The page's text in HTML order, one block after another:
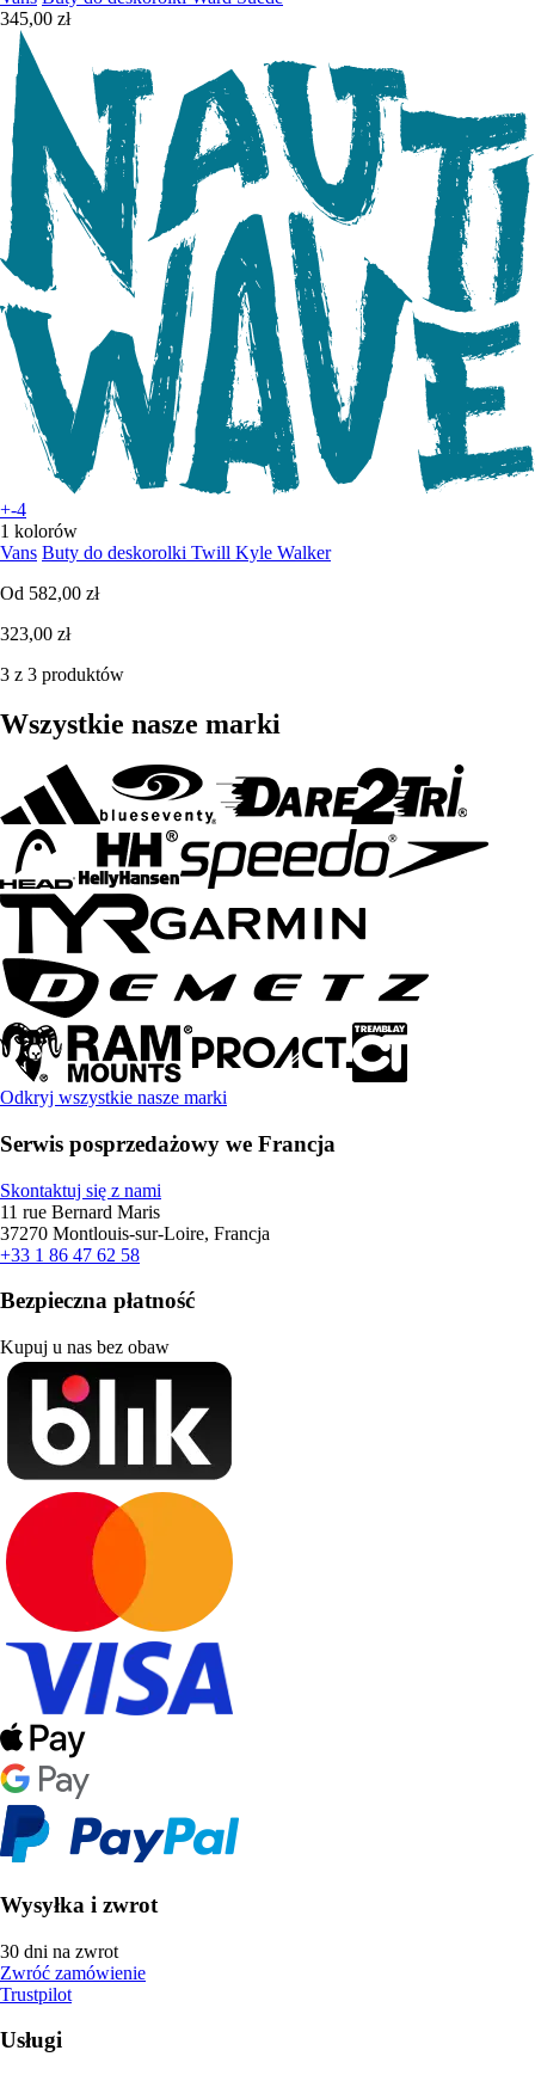
345,00 zł
+-4
1 kolorów
Vans Buty do deskorolki Twill Kyle Walker
Od 582,00 zł
323,00 zł
3 z 3 produktów
Wszystkie nasze marki
Odkryj wszystkie nasze marki
Serwis posprzedażowy we Francja
Skontaktuj się z nami
11 rue Bernard Maris
37270 Montlouis-sur-Loire, Francja
+33 1 86 47 62 58
Bezpieczna płatność
Kupuj u nas bez obaw
Wysyłka i zwrot
30 dni na zwrot
Zwróć zamówienie
Trustpilot
Usługi